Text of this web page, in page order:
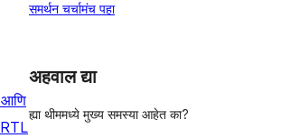
RTL
समर्थन चर्चामंच पहा
अहवाल द्या
ह्या थीममध्ये मुख्य समस्या आहेत का?